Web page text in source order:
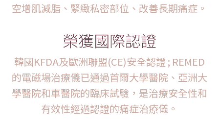
空增肌減脂、緊緻私密部位、改善長期痛症。
榮獲國際認證
韓國KFDA及歐洲聯盟(CE)安全認證 ; REMED
的電磁場治療儀已通過首爾大學醫院、亞洲大
學醫院和車醫院的臨床試驗，是治療安全性和
有效性經過認證的痛症治療儀。